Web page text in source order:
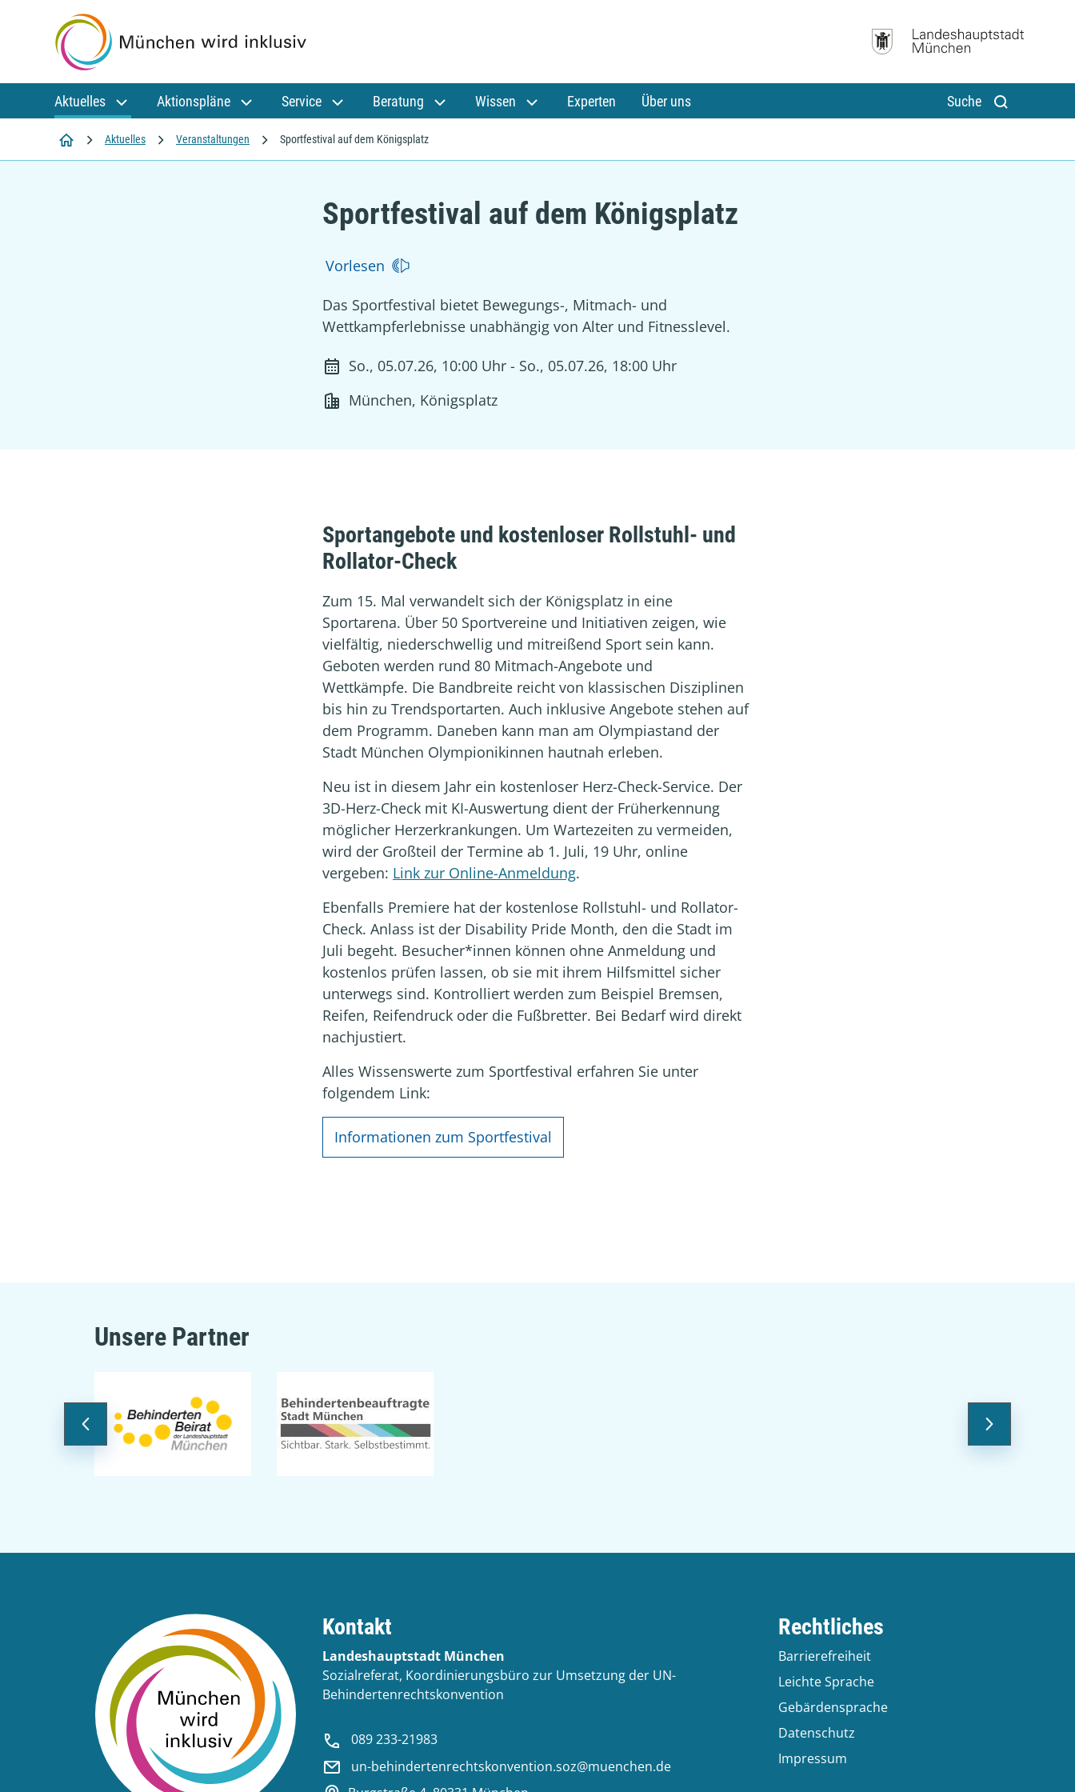
Aktuelles Aktionspläne Service Beratung Wissen Experten Über uns Suche
StartseiteAktuelles Veranstaltungen Sportfestival auf dem Königsplatz
Sportfestival auf dem Königsplatz
Vorlesen
So., 05.07.26, 10:00 Uhr - So., 05.07.26, 18:00 Uhr
München, Königsplatz
Das Sportfestival bietet Bewegungs-, Mitmach- und
Wettkampferlebnisse unabhängig von Alter und Fitnesslevel.
Sportangebote und kostenloser Rollstuhl- und
Rollator-Check
Zum 15. Mal verwandelt sich der Königsplatz in eine
Sportarena. Über 50 Sportvereine und Initiativen zeigen, wie
vielfältig, niederschwellig und mitreißend Sport sein kann.
Geboten werden rund 80 Mitmach-Angebote und
Wettkämpfe. Die Bandbreite reicht von klassischen Disziplinen
bis hin zu Trendsportarten. Auch inklusive Angebote stehen auf
dem Programm. Daneben kann man am Olympiastand der
Stadt München Olympionikinnen hautnah erleben.
Neu ist in diesem Jahr ein kostenloser Herz-Check-Service. Der
3D-Herz-Check mit KI-Auswertung dient der Früherkennung
möglicher Herzerkrankungen. Um Wartezeiten zu vermeiden,
wird der Großteil der Termine ab 1. Juli, 19 Uhr, online
vergeben: Link zur Online-Anmeldung.
Ebenfalls Premiere hat der kostenlose Rollstuhl- und Rollator-
Check. Anlass ist der Disability Pride Month, den die Stadt im
Juli begeht. Besucher*innen können ohne Anmeldung und
kostenlos prüfen lassen, ob sie mit ihrem Hilfsmittel sicher
unterwegs sind. Kontrolliert werden zum Beispiel Bremsen,
Reifen, Reifendruck oder die Fußbretter. Bei Bedarf wird direkt
nachjustiert.
Alles Wissenswerte zum Sportfestival erfahren Sie unter
folgendem Link:
Informationen zum Sportfestival
Unsere Partner
Kontakt
Landeshauptstadt München
Sozialreferat, Koordinierungsbüro zur Umsetzung der UN-
Behindertenrechtskonvention
089 233-21983
un-behindertenrechtskonvention.soz@muenchen.de
Rechtliches
Barrierefreiheit
Leichte Sprache
Gebärdensprache
Datenschutz
Impressum